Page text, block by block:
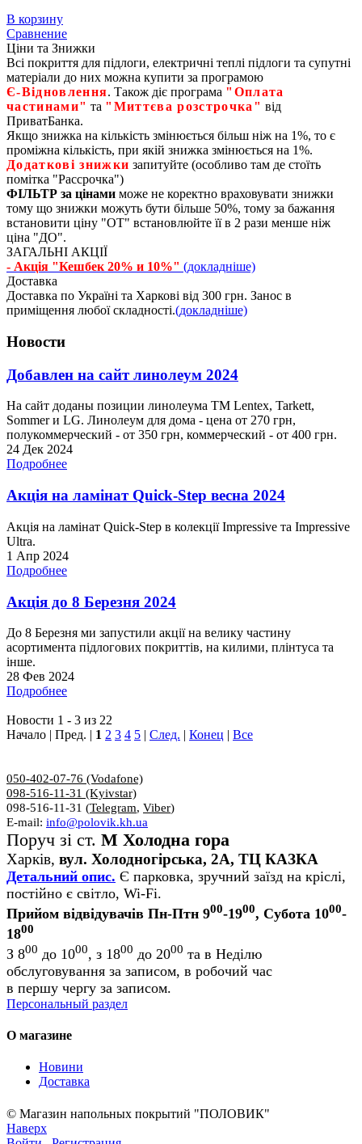
В корзину
Сравнение
Ціни та Знижки
Всі покриття для підлоги, електричні теплі підлоги та супутні
матеріали до них можна купити за програмою
Є‑Відновлення. Також діє програма "Оплата
частинами" та "Миттєва розстрочка" від
ПриватБанка.
Якщо знижка на кількість змінюється більш ніж на 1%, то є
проміжна кількість, при якій знижка змінюється на 1%.
Додаткові знижки запитуйте (особливо там де стоїть
помітка "Рассрочка")
ФІЛЬТР за цінами може не коректно враховувати знижки
тому що знижки можуть бути більше 50%, тому за бажання
встановити ціну "ОТ" встановлюйте її в 2 рази менше ніж
ціна "ДО".
ЗАГАЛЬНІ АКЦІЇ
- Акція "Кешбек 20% и 10%" (докладніше)
Доставка
Доставка по Україні та Харкові від 300 грн. Занос в
приміщення любої складності.(докладніше)
Новости
Добавлен на сайт линолеум 2024
На сайт доданы позиции линолеума ТМ Lentex, Tarkett,
Sommer и LG. Линолеум для дома - цена от 270 грн,
полукоммерческий - от 350 грн, коммерческий - от 400 грн.
24 Дек 2024
Подробнее
Акція на ламінат Quick-Step весна 2024
Акція на ламінат Quick-Step в колекції Impressive та Impressive
Ultra.
1 Апр 2024
Подробнее
Акція до 8 Березня 2024
До 8 Березня ми запустили акції на велику частину
асортимента підлогових покриттів, на килими, плінтуса та
інше.
28 Фев 2024
Подробнее
Новости 1 - 3 из 22
Начало | Пред. | 1 2 3 4 5 | След. | Конец | Все
050-402-07-76 (Vodafone)
098-516-11-31 (Kyivstar)
098-516-11-31 (Telegram, Viber)
E-mail: info@polovik.kh.ua
Поруч зі ст. М Холодна гора
Харків, вул. Холодногірська, 2А, ТЦ КАЗКА
Детальний опис. Є парковка, зручний заїзд на кріслі,
постійно є світло, Wi-Fi.
Прийом відвідувачів Пн-Птн 900-1900, Субота 1000-
1800
З 800 до 1000, з 1800 до 2000 та в Неділю
обслуговування за записом, в робочий час
в першу чергу за записом.
Персональный раздел
О магазине
Новини
Доставка
© Магазин напольных покрытий "ПОЛОВИК"
Наверх